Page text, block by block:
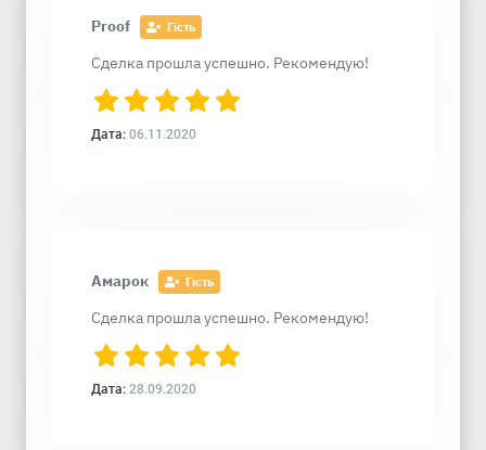
Proof Гість
Сделка прошла успешно. Рекомендую!
Дата: 06.11.2020
Амарок Гість
Сделка прошла успешно. Рекомендую!
Дата: 28.09.2020